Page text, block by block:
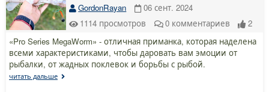
GordonRayan
06 сент. 2024
1114 просмотров 0 комментариев
2
«Pro Series MegaWorm» - отличная приманка, которая наделена
всеми характеристиками, чтобы даровать вам эмоции от
рыбалки, от жадных поклевок и борьбы с рыбой.
читать дальше